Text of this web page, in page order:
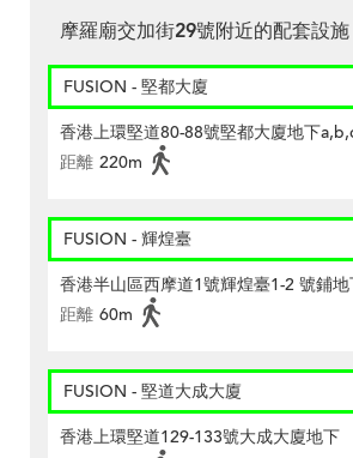
摩羅廟交加街29號附近的配套設施
FUSION - 堅都大廈
香港上環堅道80-88號堅都大廈地下
距離 220m
FUSION - 輝煌臺
香港半山區西摩道1號輝煌臺1-2 號鋪
距離 60m
FUSION - 堅道大成大廈
香港上環堅道129-133號大成大廈地下